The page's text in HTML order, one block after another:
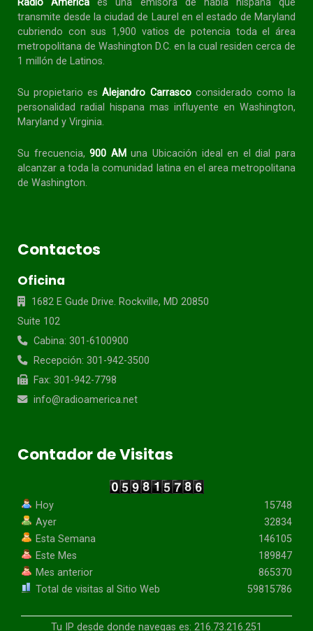
Radio América es una emisora de habla hispanaque
transmite desde la ciudad de Laurel en el estado de Maryland
cubriendo con sus 1,900 vatios de potencia toda el área
metropolitana de Washington D.C. en la cual residen cerca de
1 millón de Latinos.
Su propietario esAlejandro Carrascoconsiderado como la
personalidad radial
hispana mas influyente en Washington,
Maryland y Virginia.
Su frecuencia, 900 AM una Ubicación ideal en el dial para
alcanzar a toda lacomunidad latina en el area metropolitana
de Washington.
Contactos
Oficina
1682 E Gude Drive. Rockville, MD 20850
Suite 102
Cabina: 301-6100900
Recepción: 301-942-3500
Fax: 301-942-7798
info@radioamerica.net
Contador de Visitas
Hoy
Ayer
Esta Semana
Este Mes
Mes anterior
Total de visitas al Sitio Web
15748
32834
146105
189847
865370
59815786
Tu IP desde donde navegas es: 216.73.216.251